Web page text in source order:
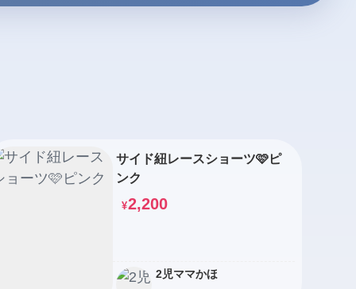
サイド紐レースショーツ🩷ピ
ンク
¥2,200
2児ママかほ